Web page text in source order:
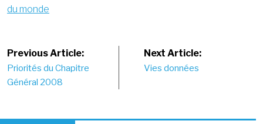
du monde
Post
navigation
Previous Article:
Priorités du Chapitre
Général 2008
Next Article:
Vies données